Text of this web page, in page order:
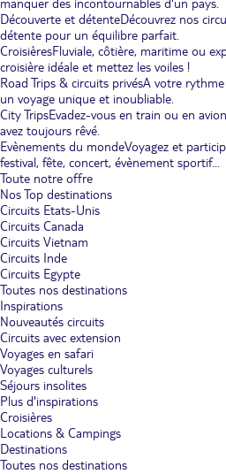
manquer des incontournables d'un pays.
Découverte et détenteDécouvrez nos
détente pour un équilibre parfait.
CroisièresFluviale, côtière, maritime ou
croisière idéale et mettez les voiles !
Road Trips & circuits privésA votre
un voyage unique et inoubliable.
City TripsEvadez-vous en train ou en
avez toujours rêvé.
Evènements du mondeVoyagez et
festival, fête, concert, évènement sportif...
Toute notre offre
Nos Top destinations
Circuits Etats-Unis
Circuits Canada
Circuits Vietnam
Circuits Inde
Circuits Egypte
Toutes nos destinations
Inspirations
Nouveautés circuits
Circuits avec extension
Voyages en safari
Voyages culturels
Séjours insolites
Plus d'inspirations
Croisières
Locations & Campings
Destinations
Toutes nos destinations